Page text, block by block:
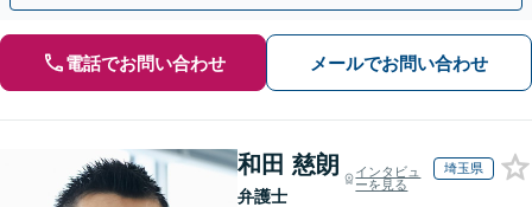
電話でお問い合わせ メールでお問い合わせ
和田 慈朗
弁護士
インタビュ
ーを見る
埼玉県